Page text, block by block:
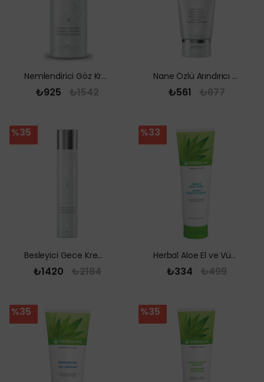
Nemlendirici Göz Kremi 15 ml
₺925 ₺1542
Nane Özlü Arındırıcı Kil Maskesi 120 ml
₺561 ₺877
%35
Besleyici Gece Kremi 50 ml
₺1420 ₺2184
%33
Herbal Aloe El ve Vücut Şampuanı 250 ml
₺334 ₺499
%35 %35